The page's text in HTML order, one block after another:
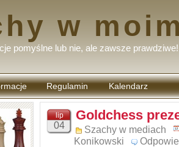
w
pomyślne lub nie, ale zawsze prawdziwe!
Regulamin
komentarzy
Kalendarz
lip
04
Goldchess
Szachy w mediach
Konikowski